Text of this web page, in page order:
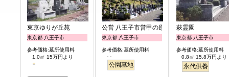
東京ゆりが丘苑
東京都 八王子市
参考価格:墓所使用料
1.0㎡ 15万円より
公営 八王子市営甲の原霊園
東京都 八王子市
参考価格:墓所使用料
- -
公園墓地
萩霊園
東京都 八王子市
参考価格:墓所使用料
0.8㎡ 15.8万円より
永代供養